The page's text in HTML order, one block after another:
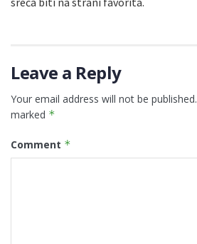
Leave a Reply
Your email address will not be published.
marked *
Comment *